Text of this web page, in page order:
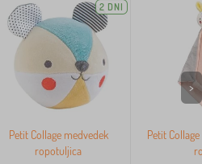
2 DNI
Petit Collage medvedek
ropotuljica
Petit
>